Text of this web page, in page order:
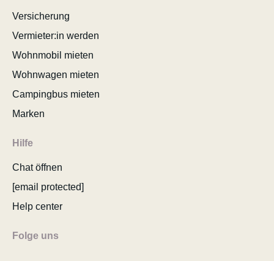
Versicherung
Vermieter:in werden
Wohnmobil mieten
Wohnwagen mieten
Campingbus mieten
Marken
Hilfe
Chat öffnen
[email protected]
Help center
Folge uns